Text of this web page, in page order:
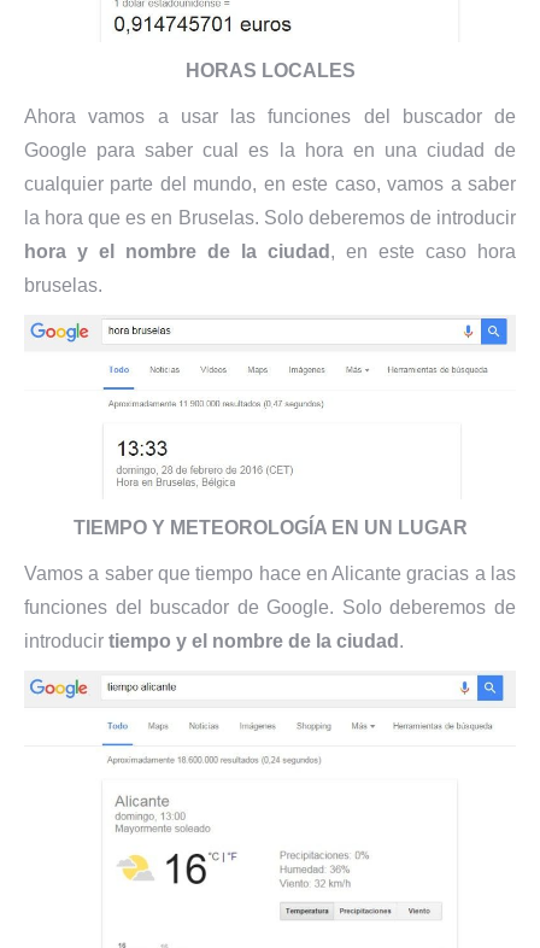
HORAS LOCALES
Ahora vamos a usar las funciones del buscador de
Google para saber cual es la hora en una ciudad de
cualquier parte del mundo, en este caso, vamos a saber
la hora que es en Bruselas. Solo deberemos de introducir
hora y el nombre de la ciudad , en este caso hora
bruselas.
TIEMPO Y METEOROLOGÍA EN UN LUGAR
Vamos a saber que tiempo hace en Alicante gracias a las
funciones del buscador de Google. Solo deberemos de
introducir tiempo y el nombre de la ciudad .